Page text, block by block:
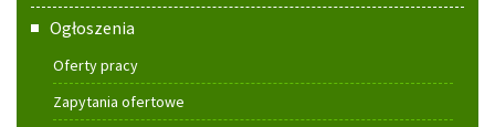
Ogłoszenia
Oferty pracy
Zapytania ofertowe